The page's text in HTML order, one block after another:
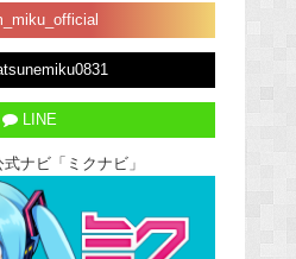
LINE
ナビ「ミクナビ」